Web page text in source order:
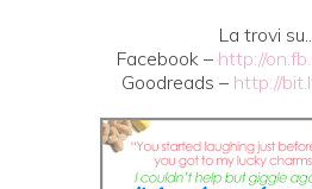
La trovi
Facebook – http://
Goodreads – http://